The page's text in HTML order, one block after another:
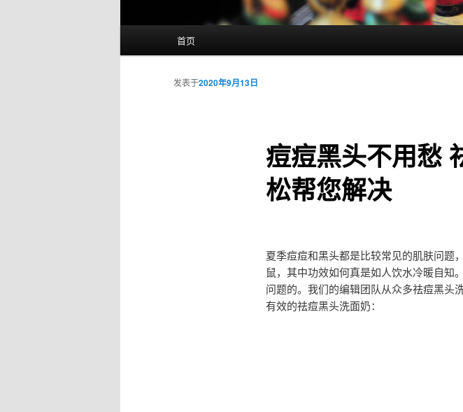
首页
痘痘黑头不用愁
松帮您解决
发表于2020年9月13日
夏季痘痘和黑头都是比较常见的肌肤问题
鼠，其中功效如何真是如人饮水冷暖自知
问题的。我们的编辑团队从众多祛痘黑头
有效的祛痘黑头洗面奶：